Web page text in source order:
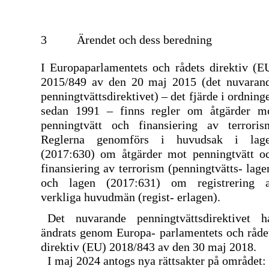
3 Ärendet och dess beredning
I Europaparlamentets och rådets direktiv
2015/849 av den 20 maj 2015 (det
penningtvättsdirektivet) – det fjärde i
sedan 1991 – finns regler om åtgärder
penningtvätt och finansiering av
Reglerna genomförs i huvudsak i
(2017:630) om åtgärder mot penningtvätt
finansiering av terrorism (penningtvätts-
och lagen (2017:631) om registrering
verkliga huvudmän (regist- erlagen).
Det nuvarande penningtvättsdirektivet
ändrats genom Europa- parlamentets och
direktiv (EU) 2018/843 av den 30 maj 2018.
I maj 2024 antogs nya rättsakter på området: